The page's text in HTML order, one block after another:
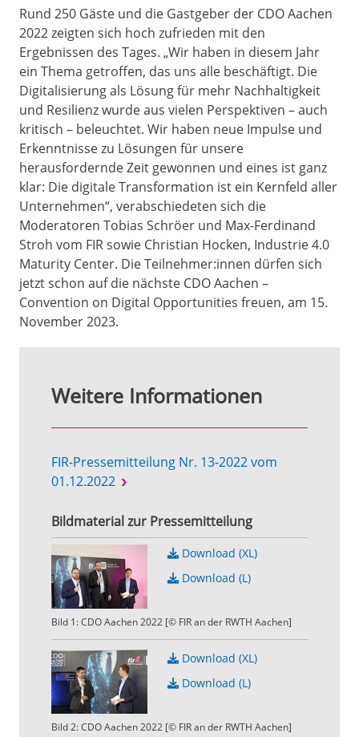
Rund 250 Gäste und die Gastgeber der CDO Aachen
2022 zeigten sich hoch zufrieden mit den
Ergebnissen des Tages. „Wir haben in diesem Jahr
ein Thema getroffen, das uns alle beschäftigt. Die
Digitalisierung als Lösung für mehr Nachhaltigkeit
und Resilienz wurde aus vielen Perspektiven – auch
kritisch – beleuchtet. Wir haben neue Impulse und
Erkenntnisse zu Lösungen für unsere
herausfordernde Zeit gewonnen und eines ist ganz
klar: Die digitale Transformation ist ein Kernfeld aller
Unternehmen“, verabschiedeten sich die
Moderatoren Tobias Schröer und Max-Ferdinand
Stroh vom FIR sowie Christian Hocken, Industrie 4.0
Maturity Center. Die Teilnehmer:innen dürfen sich
jetzt schon auf die nächste CDO Aachen –
Convention on Digital Opportunities freuen, am 15.
November 2023.
Weitere Informationen
FIR-Pressemitteilung Nr. 13-2022 vom
01.12.2022
Bildmaterial zur Pressemitteilung
Download (XL)
Download (L)
Bild 1: CDO Aachen 2022 [© FIR an der RWTH Aachen]
Download (XL)
Download (L)
Bild 2: CDO Aachen 2022 [© FIR an der RWTH Aachen]